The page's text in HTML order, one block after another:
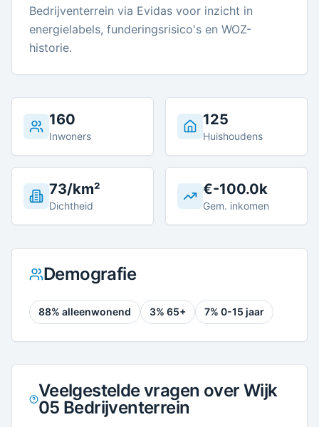
Bedrijventerrein via Evidas voor inzicht in
energielabels, funderingsrisico's en WOZ-
historie.
160
Inwoners
125
Huishoudens
73/km²
Dichtheid
€-100.0k
Gem. inkomen
Demografie
88% alleenwonend 3% 65+ 7% 0-15 jaar
Veelgestelde vragen over Wijk
05 Bedrijventerrein